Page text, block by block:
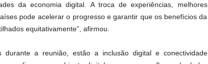
da economia digital. A troca de experiências, melhores
pode acelerar o progresso e garantir que os benefícios da
equitativamente”, afirmou.
durante a reunião, estão a inclusão digital e conectividade